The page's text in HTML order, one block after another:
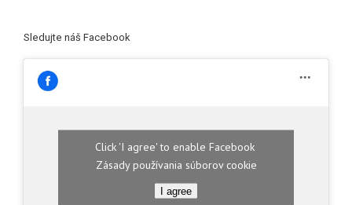
Sledujte náš Facebook
Click 'I agree' to enable Facebook
Zásady používania súborov cookie
I agree